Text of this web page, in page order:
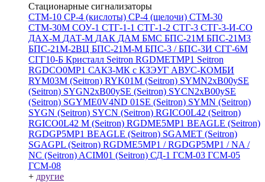
Стационарные сигнализаторы
СТМ-10 СР-4 (кислоты) СР-4 (щелочи) СТМ-30
СТМ-30М СОУ-1 СТГ-1-1 СТГ-1-2 СТГ-3 СТГ-3-И-CO
ДАХ-М ДАТ-М ДАК ДАМ БМС БПС-21М БПС-21М3
БПС-21М-2ВЦ БПС-21М-М БПС-3 / БПС-3И СГГ-6М
СГГ10-Б Кристалл Seitron RGDMETMP1 Seitron
RGDCO0MP1 САКЗ-МК с КЗЭУГ АВУС-КОМБИ
RYM03M (Seitron) RYK01M (Seitron) SYMN2хB00ySE
(Seitron) SYGN2xB00ySE (Seitron) SYCN2xB00ySE
(Seitron) SGYME0V4ND 01SE (Seitron) SYMN (Seitron)
SYGN (Seitron) SYCN (Seitron) RGICO0L42 (Seitron)
RGICO0L42 M (Seitron) RGDME5MP1 BEAGLE (Seitron)
RGDGP5MP1 BEAGLE (Seitron) SGAMET (Seitron)
SGAGPL (Seitron) RGDME5MP1 / RGDGP5MP1 / NA /
NC (Seitron) ACIM01 (Seitron) СД-1 ГСМ-03 ГСМ-05
ГСМ-08
+ другие